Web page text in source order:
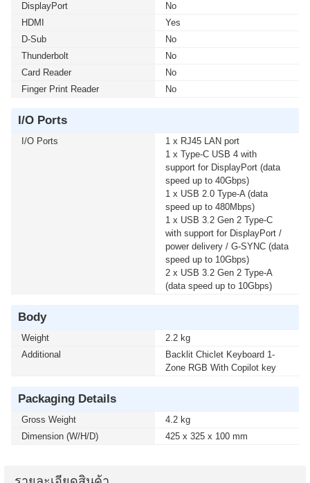
DisplayPort
No
HDMI
Yes
D-Sub
No
Thunderbolt
No
Card Reader
No
Finger Print Reader
No
I/O Ports
I/O Ports
1 x RJ45 LAN port
1 x Type-C USB 4 with
support for DisplayPort (data
speed up to 40Gbps)
1 x USB 2.0 Type-A (data
speed up to 480Mbps)
1 x USB 3.2 Gen 2 Type-C
with support for DisplayPort /
power delivery / G-SYNC (data
speed up to 10Gbps)
2 x USB 3.2 Gen 2 Type-A
(data speed up to 10Gbps)
Body
Weight
2.2 kg
Additional
Backlit Chiclet Keyboard 1-
Zone RGB With Copilot key
Packaging Details
Gross Weight
4.2 kg
Dimension (W/H/D)
425 x 325 x 100 mm